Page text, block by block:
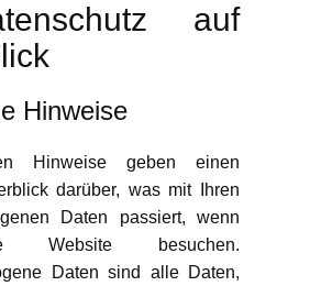
auf
Hinweise
Hinweise geben einen
darüber, was mit Ihren
Daten passiert, wenn
Website besuchen.
Daten sind alle Daten,